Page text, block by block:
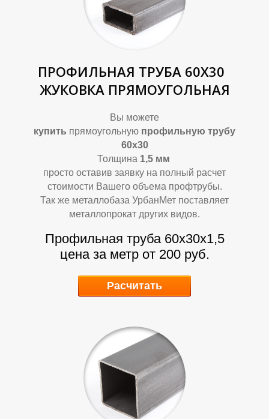
Р
ПРОФИЛЬНАЯ ТРУБА 60Х30
ЖУКОВКА ПРЯМОУГОЛЬНАЯ
Вы можете
купить прямоугольную профильную трубу
60х30
Толщина 1,5мм
просто оставив заявку на полный расчет
стоимости Вашего объема профтрубы.
Так же металлобаза УрбанМет поставляет
металлопрокат других видов.
Профильная труба 60х30х1,5
цена за метр от 200 руб.
Расчитать
Р